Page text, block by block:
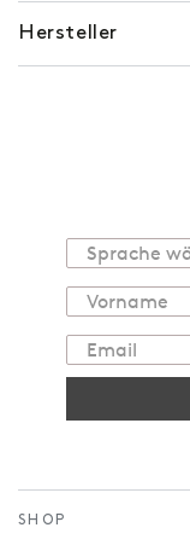
Hersteller
SHOP